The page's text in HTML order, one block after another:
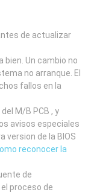
de actualizar
bien. Un cambio no
no arranque. El
fallos en la
M/B PCB , y
avisos especiales
version de la BIOS
reconocer la
de
proceso de